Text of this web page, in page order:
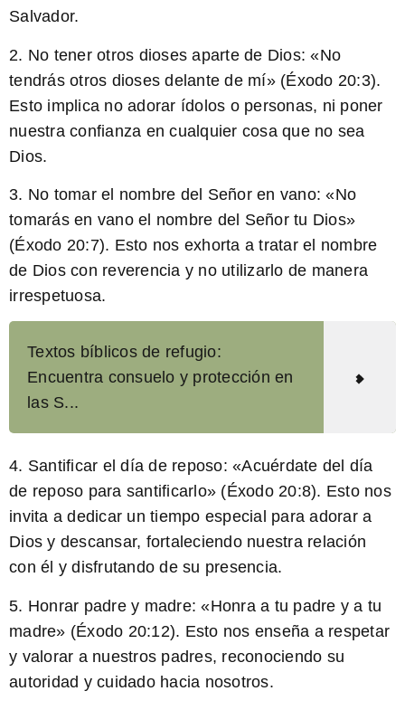
Salvador.
2. No tener otros dioses aparte de Dios: «No
tendrás otros dioses delante de mí» (Éxodo 20:3).
Esto implica no adorar ídolos o personas, ni poner
nuestra confianza en cualquier cosa que no sea
Dios.
3. No tomar el nombre del Señor en vano: «No
tomarás en vano el nombre del Señor tu Dios»
(Éxodo 20:7). Esto nos exhorta a tratar el nombre
de Dios con reverencia y no utilizarlo de manera
irrespetuosa.
Textos bíblicos de refugio:
Encuentra consuelo y protección en
las S...
4. Santificar el día de reposo: «Acuérdate del día
de reposo para santificarlo» (Éxodo 20:8). Esto nos
invita a dedicar un tiempo especial para adorar a
Dios y descansar, fortaleciendo nuestra relación
con él y disfrutando de su presencia.
5. Honrar padre y madre: «Honra a tu padre y a tu
madre» (Éxodo 20:12). Esto nos enseña a respetar
y valorar a nuestros padres, reconociendo su
autoridad y cuidado hacia nosotros.